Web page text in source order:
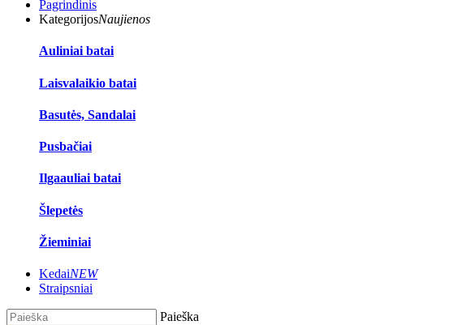
Pagrindinis
KategorijosNaujienos
Auliniai batai
Laisvalaikio batai
Basutės, Sandalai
Pusbačiai
Ilgaauliai batai
Šlepetės
Žieminiai
KedaiNEW
Straipsniai
Paieška